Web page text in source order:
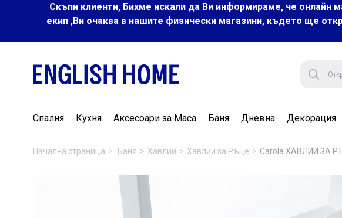
Скъпи клиенти, Бихме искали да Ви информираме, че онлайн
екип ,Ви очаква в нашите физически магазини, където ще
Спалня Кухня Аксесоари за Маса Баня Дневна Декорация
Начална страница Баня Хавлии Хавлии за Ръце Carola ХАВЛИИ ЗА